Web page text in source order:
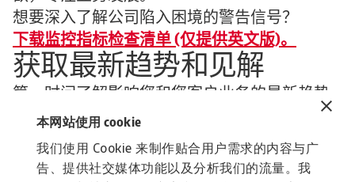
本网站使用 cookie
我们使用 Cookie 来制作贴合用户需求的内容与广
告、提供社交媒体功能以及分析我们的流量。我
想要深入了解公司陷入困境的警告信号？
下载监控指标检查清单 (仅提供英文版)。
获取最新趋势和见解
第一时间了解影响您和您客户业务的最新趋势
和经济发展。
订阅安卓经济简报，接受关于安卓经济学家的
最新见解、企业付款行为年度回顾报告、产业